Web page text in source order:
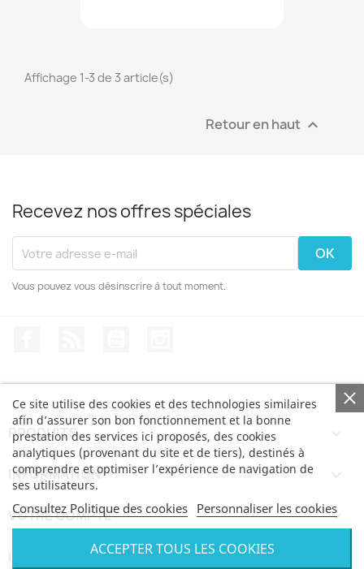
Affichage 1-3 de 3 article(s)
Retour en haut 
Recevez nos offres spéciales
Vous pouvez vous désinscrire à tout moment.
Ce site utilise des cookies et des technologies similaires
afin d’assurer son bon fonctionnement et la bonne
prestation des services ici proposés, des cookies
analytiques (provenant du site et de tiers), destinés à
comprendre et optimiser l’expérience de navigation de
ses utilisateurs.
Consultez Politique des cookies Personnaliser les cookies
ACCEPTER TOUS LES COOKIES
PRODUITS
INFORMATION
VOTRE COMPTE 
INFORMATIONS